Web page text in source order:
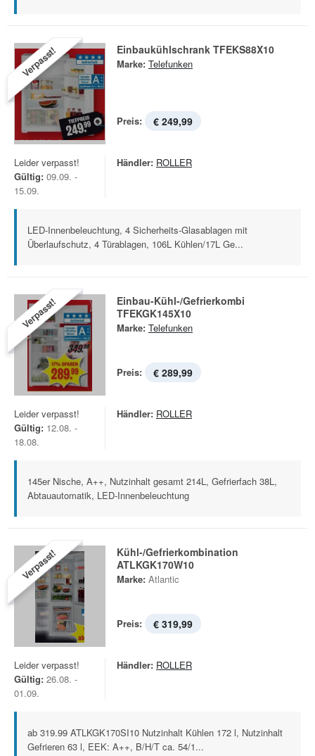
Verpasst! Einbaukühlschrank TFEKS88X10
Marke: Telefunken
Preis: € 249,99
Leider verpasst!
Gültig: 09.09. -
15.09.
Händler: ROLLER
LED-Innenbeleuchtung, 4 Sicherheits-Glasablagen mit
Überlaufschutz, 4 Türablagen, 106L Kühlen/17L Ge...
Verpasst!
Einbau-Kühl-/Gefrierkombi
TFEKGK145X10
Marke: Telefunken
Preis: € 289,99
Leider verpasst!
Gültig: 12.08. -
18.08.
Händler: ROLLER
145er Nische, A++, Nutzinhalt gesamt 214L, Gefrierfach 38L,
Abtauautomatik, LED-Innenbeleuchtung
Verpasst!
Kühl-/Gefrierkombination
ATLKGK170W10
Marke: Atlantic
Preis: € 319,99
Leider verpasst!
Gültig: 26.08. -
01.09.
Händler: ROLLER
ab 319.99 ATLKGK170SI10 Nutzinhalt Kühlen 172 l, Nutzinhalt
Gefrieren 63 l, EEK: A++, B/H/T ca. 54/1...